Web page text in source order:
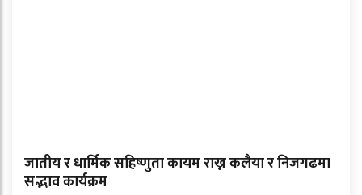
जातीय र धार्मिक सहिष्णुता कायम राख्न कलैया र निजगढमा
सद्भाव कार्यक्रम